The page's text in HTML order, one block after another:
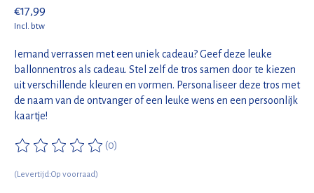
€17,99
Incl. btw
Iemand verrassen met een uniek cadeau? Geef deze leuke
ballonnentros als cadeau. Stel zelf de tros samen door te kiezen
uit verschillende kleuren en vormen. Personaliseer deze tros met
de naam van de ontvanger of een leuke wens en een persoonlijk
kaartje!
De beoordeling van dit product is
(0)
(Levertijd:Op voorraad)